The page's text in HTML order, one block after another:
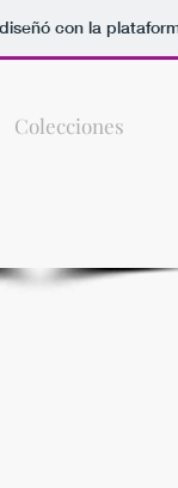
con la
Colecciones